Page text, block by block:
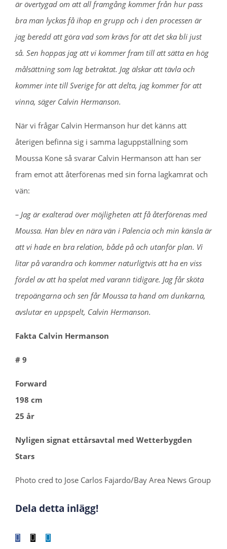
är övertygad om att all framgång kommer från hur pass
bra man lyckas få ihop en grupp och i den processen är
jag beredd att göra vad som krävs för att det ska bli just
så. Sen hoppas jag att vi kommer fram till att sätta en hög
målsättning som lag betraktat. Jag älskar att tävla och
kommer inte till Sverige för att delta, jag kommer för att
vinna, säger Calvin Hermanson.
När vi frågar Calvin Hermanson hur det känns att
återigen befinna sig i samma laguppställning som
Moussa Kone så svarar Calvin Hermanson att han ser
fram emot att återförenas med sin forna lagkamrat och
vän:
– Jag är exalterad över möjligheten att få återförenas med
Moussa. Han blev en nära vän i Palencia och min känsla är
att vi hade en bra relation, både på och utanför plan. Vi
litar på varandra och kommer naturligtvis att ha en viss
fördel av att ha spelat med varann tidigare. Jag får sköta
trepoängarna och sen får Moussa ta hand om dunkarna,
avslutar en uppspelt, Calvin Hermanson.
Fakta Calvin Hermanson
# 9
Forward
198 cm
25 år
Nyligen signat ettårsavtal med Wetterbygden
Stars
Photo cred to Jose Carlos Fajardo/Bay Area News Group
Dela detta inlägg!
Facebook